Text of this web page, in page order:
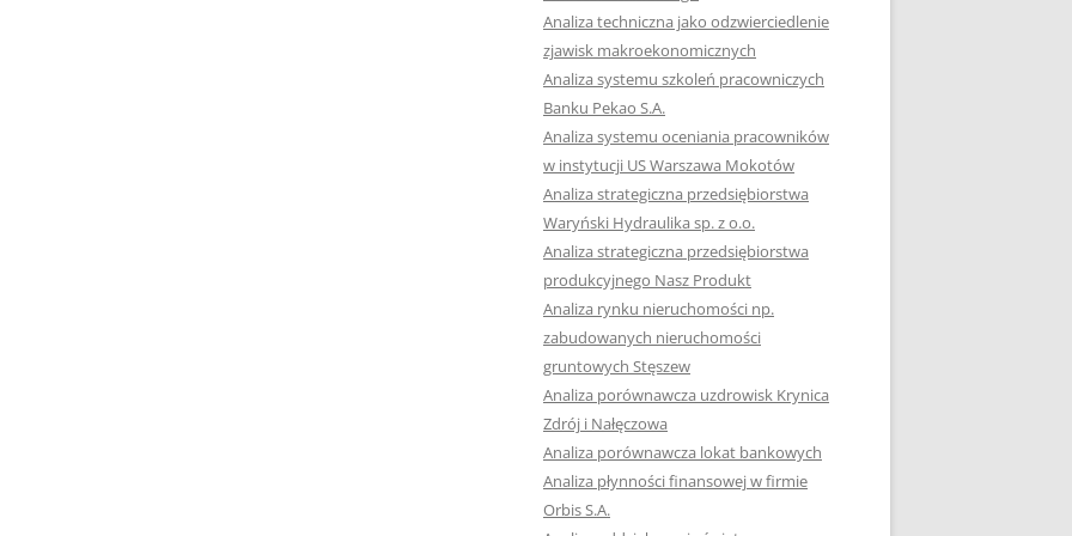
NAPISAĆ PRACĘ DYPLOMOWĄ
JAK PRZYGOTOWAĆ SIĘ DO
USTNEGO EGZAMINU
DYPLOMOWEGO?
HIPOTEZY W PRACACH
DYPLOMOWYCH
JAK PRZYGOTOWAĆ SIĘ DO
OBRONY PRACY DYPLOMOWEJ
Analiza techniczna jako odzwierciedlenie
zjawisk makroekonomicznych
Analiza systemu szkoleń pracowniczych
Banku Pekao S.A.
Analiza systemu oceniania pracowników
w instytucji US Warszawa Mokotów
Analiza strategiczna przedsiębiorstwa
Waryński Hydraulika sp. z o.o.
Analiza strategiczna przedsiębiorstwa
produkcyjnego Nasz Produkt
Analiza rynku nieruchomości np.
zabudowanych nieruchomości
gruntowych Stęszew
Analiza porównawcza uzdrowisk Krynica
Zdrój i Nałęczowa
Analiza porównawcza lokat bankowych
Analiza płynności finansowej w firmie
Orbis S.A.